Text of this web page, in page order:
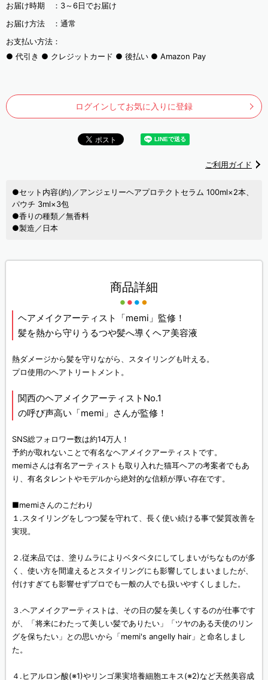
お届け時期 ： 3～6日でお届け
お届け方法 ： 通常
お支払い方法：
代引き
クレジットカード 後払い Amazon Pay
ログインしてお気に入りに登録
ご利用ガイド
●セット内容(約)／アンジェリーヘアプロテクトセラム 100ml×2本、
パウチ 3ml×3包
●香りの種類／無香料
●製造／日本
商品詳細
ヘアメイクアーティスト「memi」監修！
髪を熱から守りうるつや髪へ導くヘア美容液
熱ダメージから髪を守りながら、スタイリングも叶える。
プロ使用のヘアトリートメント。
関西のヘアメイクアーティストNo.1
の呼び声高い「memi」さんが監修！
SNS総フォロワー数は約14万人！
予約が取れないことで有名なヘアメイクアーティストです。
memiさんは有名アーティストも取り入れた猫耳ヘアの考案者でもあ
り、有名タレントやモデルから絶対的な信頼が厚い存在です。
■memiさんのこだわり
１.スタイリングをしつつ髪を守れて、長く使い続ける事で髪質改善を
実現。
２.従来品では、塗りムラによりベタベタにしてしまいがちなものが多
く、使い方を間違えるとスタイリングにも影響してしまいましたが、
付けすぎても影響せずプロでも一般の人でも扱いやすくしました。
３.ヘアメイクアーティストは、その日の髪を美しくするのが仕事です
が、「将来にわたって美しい髪でありたい」「ツヤのある天使のリン
グを保ちたい」との思いから「memi's angelly hair」と命名しまし
た。
４.ヒアルロン酸(※1)やリンゴ果実培養細胞エキス(※2)など天然美容成